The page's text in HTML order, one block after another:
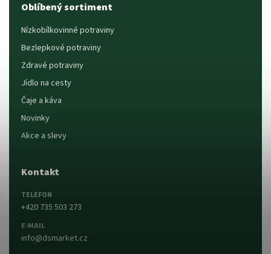
Oblíbený sortiment
Nízkobílkovinné potraviny
Bezlepkové potraviny
Zdravé potraviny
Jídlo na cesty
Čaje a káva
Novinky
Akce a slevy
Kontakt
TELEFON
+420 735 503 273
E-MAIL
info@dsmarket.cz